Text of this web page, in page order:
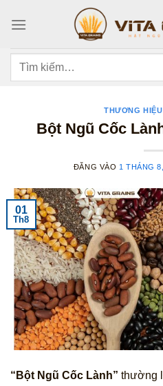
qua
Tìm
THƯƠNG
Bột Ngũ Cốc
ĐĂNG VÀO 1 THÁNG
01
Th8
“Bột Ngũ Cốc Lành” thường